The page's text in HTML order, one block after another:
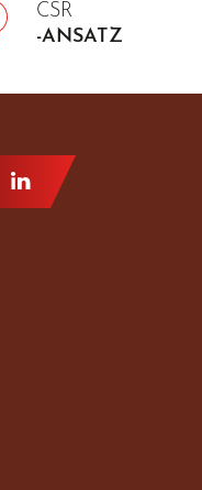
CSR
-ANSATZ